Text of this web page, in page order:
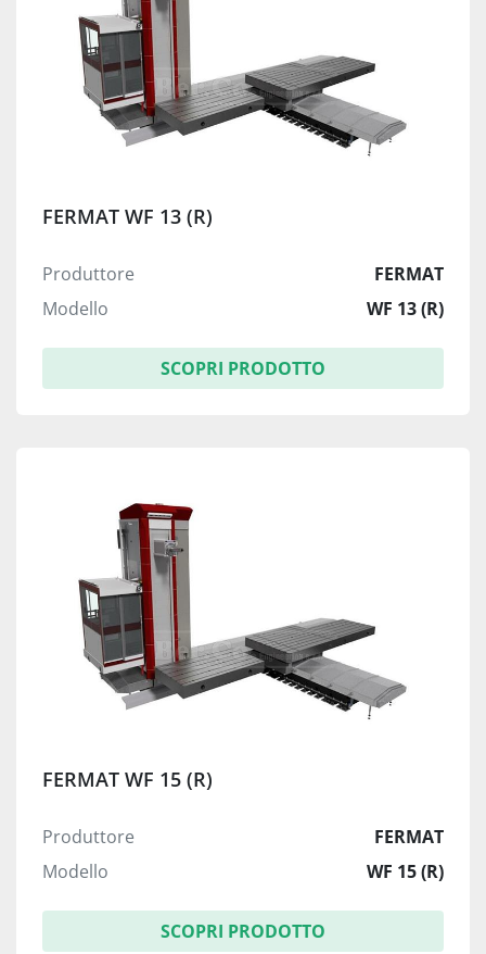
FERMAT WF 13 (R)
Produttore
FERMAT
Modello
WF 13 (R)
SCOPRI PRODOTTO
FERMAT WF 15 (R)
Produttore
FERMAT
Modello
WF 15 (R)
SCOPRI PRODOTTO